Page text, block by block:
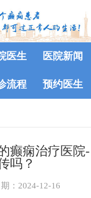
医生 医院新闻
流程 预约医生
癫痫治疗医院-
吗？
期：2024-12-16